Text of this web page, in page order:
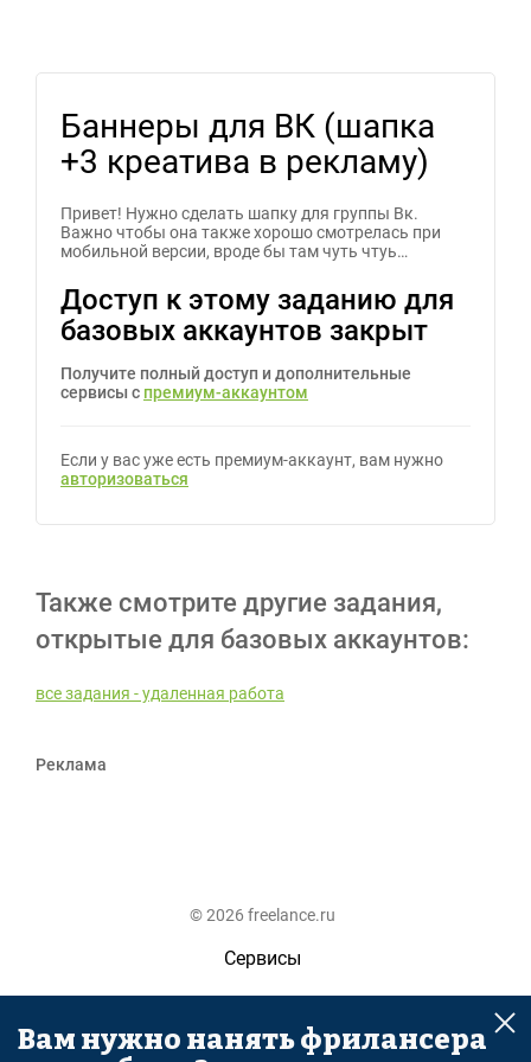
Баннеры для ВК (шапка
+3 креатива в рекламу)
Привет! Нужно сделать шапку для группы Вк.
Важно чтобы она также хорошо смотрелась при
мобильной версии, вроде бы там чуть чтуь…
Доступ к этому заданию для
базовых аккаунтов закрыт
Получите полный доступ и дополнительные
сервисы с премиум-аккаунтом
Если у вас уже есть премиум-аккаунт, вам нужно
авторизоваться
Также смотрите другие задания,
открытые для базовых аккаунтов:
все задания - удаленная работа
Реклама
© 2026 freelance.ru
Сервисы
Помощь
Поиск
Вам нужно нанять фрилансера